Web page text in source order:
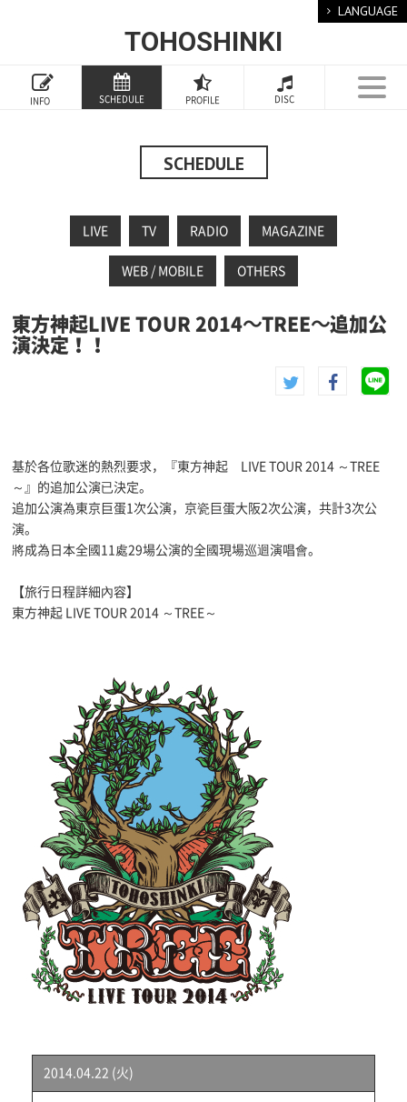
TOHOSHINKI
LANGUAGE
INFO SCHEDULE PROFILE DISC
TOP
PROFILE
INFORMATION
DISCOGRAPHY
GOODS
FANCLUB
SCHEDULE
LIVE TV RADIO MAGAZINE
WEB / MOBILE OTHERS
東方神起LIVE TOUR 2014～TREE～追加公
演決定！！
基於各位歌迷的熱烈要求，『東方神起 LIVE TOUR 2014 ～TREE
～』的追加公演已決定。
追加公演為東京巨蛋1次公演，京瓷巨蛋大阪2次公演，共計3次公
演。
將成為日本全國11處29場公演的全國現場巡迴演唱會。
【旅行日程詳細內容】
東方神起 LIVE TOUR 2014 ～TREE～
2014.04.22 (火)